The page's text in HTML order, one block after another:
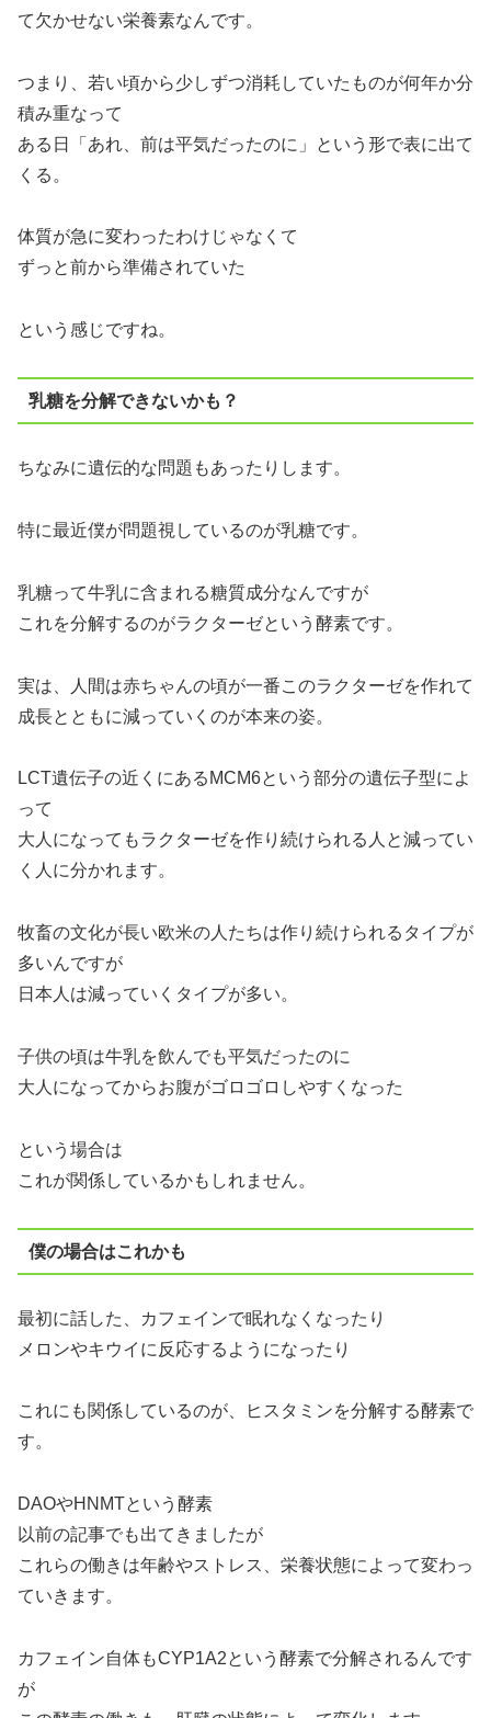
て欠かせない栄養素なんです。
つまり、若い頃から少しずつ消耗していたものが何年か分
積み重なって
ある日「あれ、前は平気だったのに」という形で表に出て
くる。
体質が急に変わったわけじゃなくて
ずっと前から準備されていた
という感じですね。
乳糖を分解できないかも？
ちなみに遺伝的な問題もあったりします。
特に最近僕が問題視しているのが乳糖です。
乳糖って牛乳に含まれる糖質成分なんですが
これを分解するのがラクターゼという酵素です。
実は、人間は赤ちゃんの頃が一番このラクターゼを作れて
成長とともに減っていくのが本来の姿。
LCT遺伝子の近くにあるMCM6という部分の遺伝子型によ
って
大人になってもラクターゼを作り続けられる人と減ってい
く人に分かれます。
牧畜の文化が長い欧米の人たちは作り続けられるタイプが
多いんですが
日本人は減っていくタイプが多い。
子供の頃は牛乳を飲んでも平気だったのに
大人になってからお腹がゴロゴロしやすくなった
という場合は
これが関係しているかもしれません。
僕の場合はこれかも
最初に話した、カフェインで眠れなくなったり
メロンやキウイに反応するようになったり
これにも関係しているのが、ヒスタミンを分解する酵素で
す。
DAOやHNMTという酵素
以前の記事でも出てきましたが
これらの働きは年齢やストレス、栄養状態によって変わっ
ていきます。
カフェイン自体もCYP1A2という酵素で分解されるんです
が